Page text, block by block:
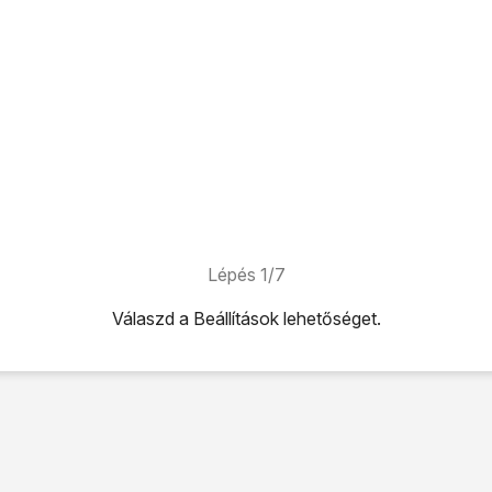
Lépés 1/7
Válaszd a Beállításoklehetőséget.